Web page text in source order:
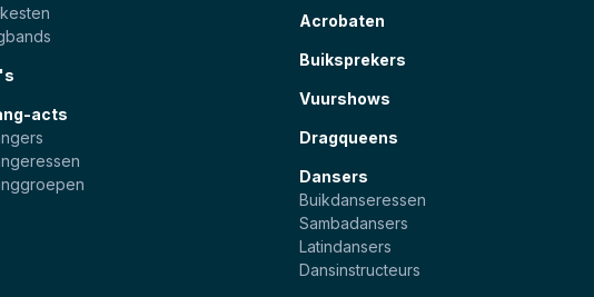
acts
Acrobaten
Buiksprekers
Vuurshows
Dragqueens
Dansers
Buikdanseressen
Sambadansers
Latindansers
Dansinstructeurs